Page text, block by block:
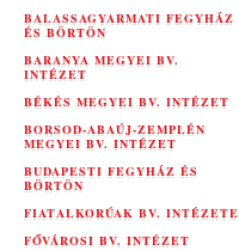
BALASSAGYARMATI FEGYHÁZ
ÉS BÖRTÖN
BARANYA MEGYEI BV.
INTÉZET
BÉKÉS MEGYEI BV. INTÉZET
BORSOD-ABAÚJ-ZEMPLÉN
MEGYEI BV. INTÉZET
BUDAPESTI FEGYHÁZ ÉS
BÖRTÖN
FIATALKORÚAK BV. INTÉZETE
FŐVÁROSI BV. INTÉZET